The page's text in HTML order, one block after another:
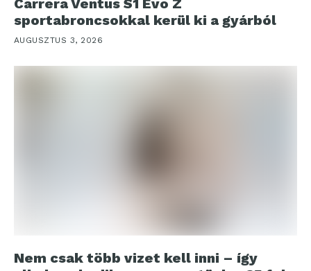
Carrera Ventus S1 Evo Z
sportabroncsokkal kerül ki a gyárból
AUGUSZTUS 3, 2026
Nem csak több vizet kell inni – így